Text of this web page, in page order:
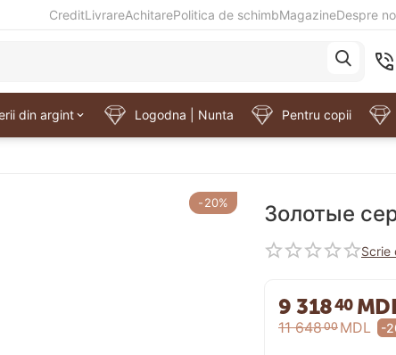
CreditLivrareAchitarePolitica de schimbMagazineDespre
din argint Logodna | Nunta Pentru copii
Золотые
Scrie
9 31840
11 64800 MDL -
-20%